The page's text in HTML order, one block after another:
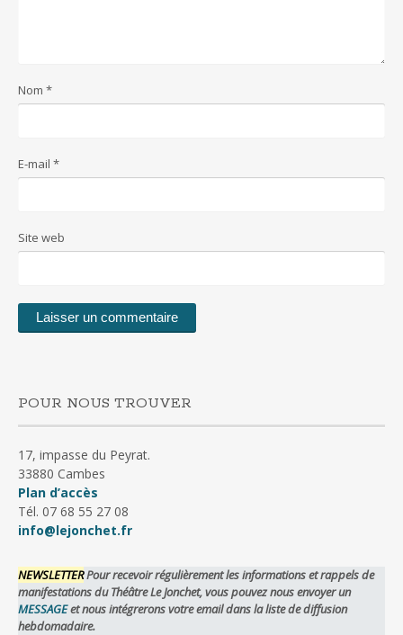
Nom *
E-mail *
Site web
POUR NOUS TROUVER
17, impasse du Peyrat.
33880 Cambes
Plan d’accès
Tél. 07 68 55 27 08
info@lejonchet.fr
NEWSLETTERPour recevoir régulièrement les informations et rappels de
manifestations du Théâtre Le Jonchet, vous pouvez nous envoyer un
MESSAGEet nous intégrerons votre email dans la liste de diffusion
hebdomadaire.